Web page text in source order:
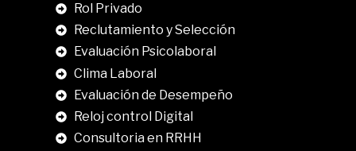
Rol Privado
Reclutamiento y Selección
Evaluación Psicolaboral
Clima Laboral
Evaluación de Desempeño
Reloj control Digital
Consultoria en RRHH